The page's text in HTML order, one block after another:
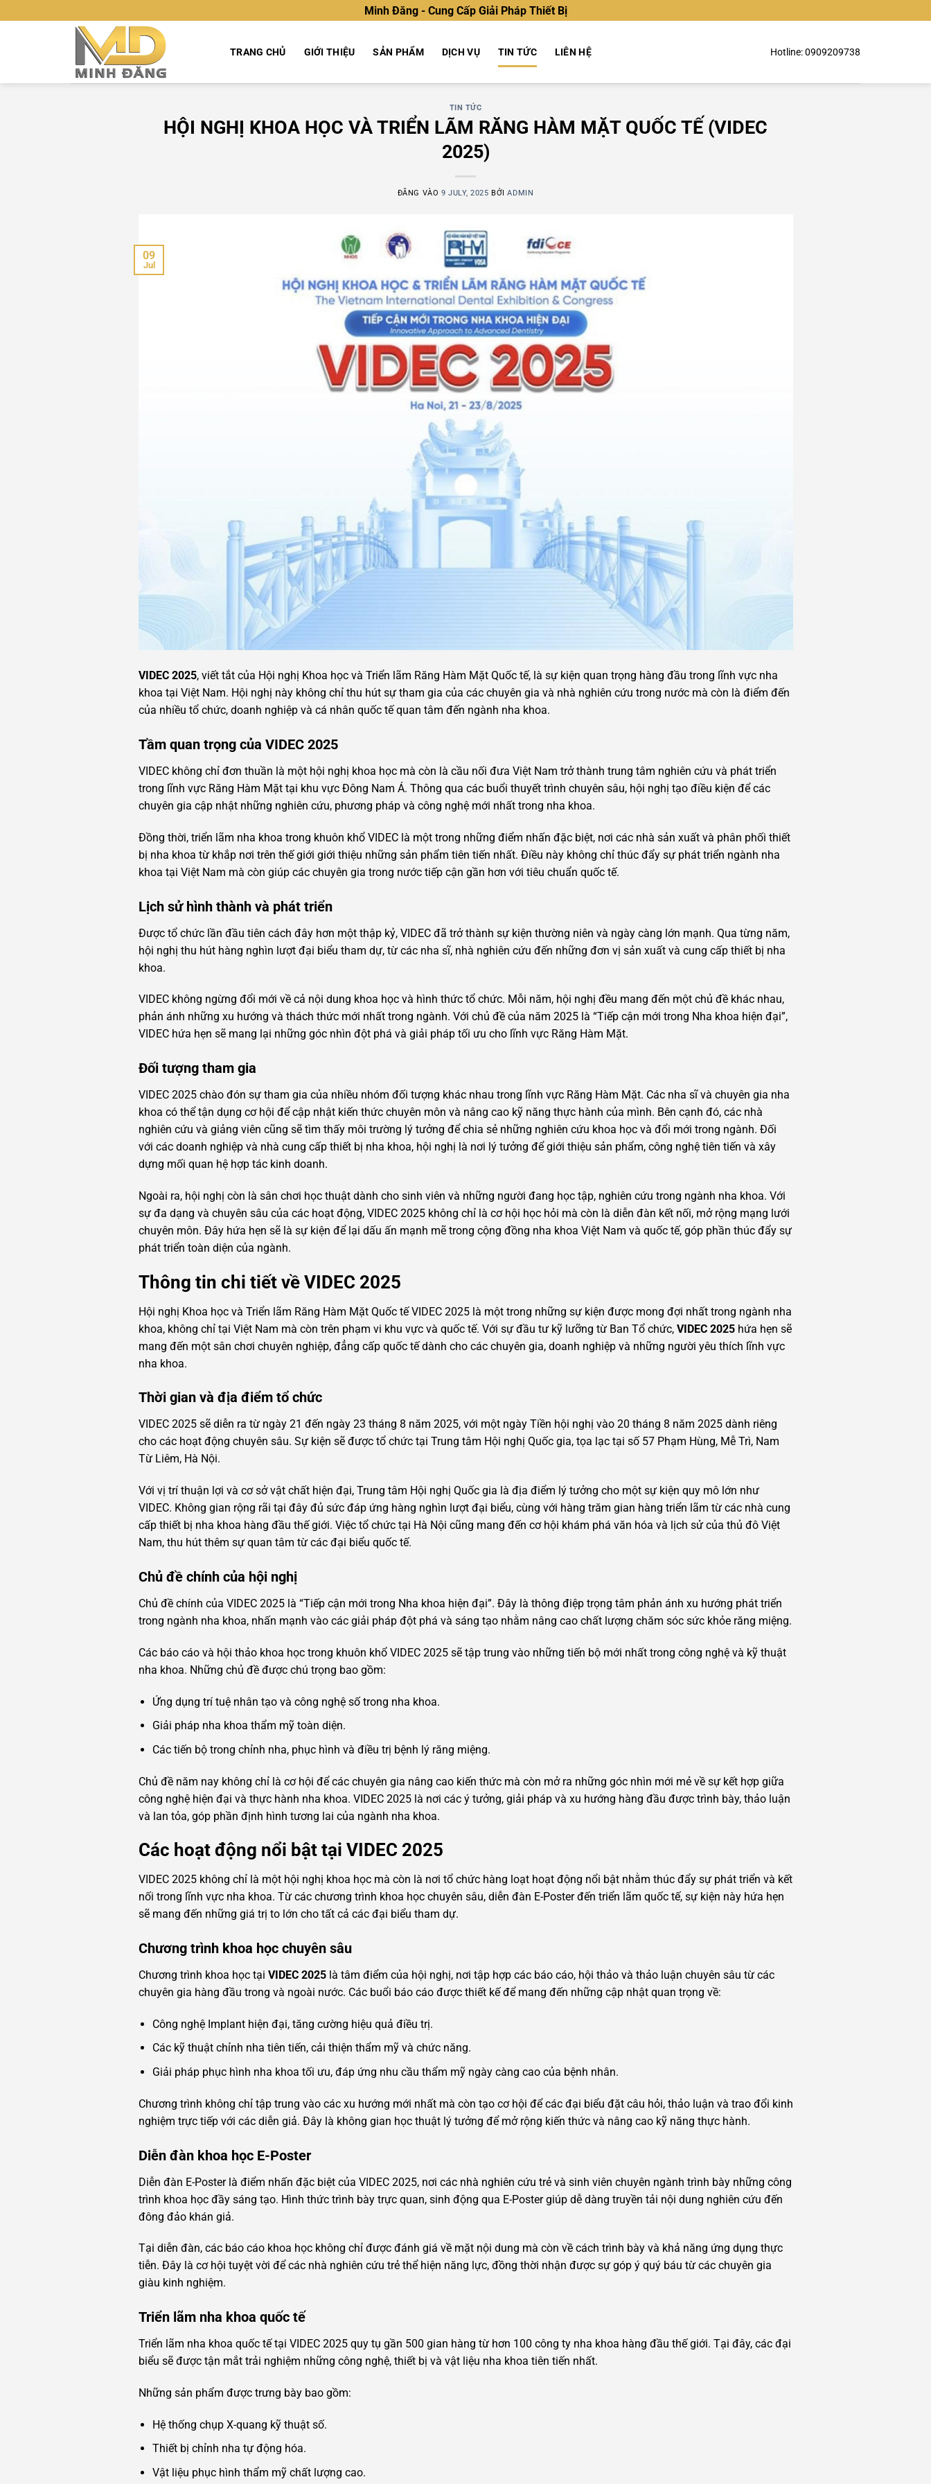
qua
Minh Đăng - Cung Cấp Giải Pháp Thiết Bị
TRANG CHỦ GIỚI THIỆU SẢN PHẨM DỊCH VỤ TIN TỨC LIÊN HỆ Hotline: 0909209738
TIN TỨC
HỘI NGHỊ KHOA HỌC VÀ TRIỂN LÃM RĂNG HÀM MẶT QUỐC TẾ (VIDEC
2025)
ĐĂNG VÀO 9 JULY, 2025 BỞIADMIN
09
Jul
VIDEC 2025, viết tắt của Hội nghị Khoa học và Triển lãm Răng Hàm Mặt Quốc tế, là sự kiện quan trọng hàng đầu trong lĩnh vực nha
khoa tại Việt Nam. Hội nghị này không chỉ thu hút sự tham gia của các chuyên gia và nhà nghiên cứu trong nước mà còn là điểm đến
của nhiều tổ chức, doanh nghiệp và cá nhân quốc tế quan tâm đến ngành nha khoa.
Tầm quan trọng của VIDEC 2025
VIDEC không chỉ đơn thuần là một hội nghị khoa học mà còn là cầu nối đưa Việt Nam trở thành trung tâm nghiên cứu và phát triển
trong lĩnh vực Răng Hàm Mặt tại khu vực Đông Nam Á. Thông qua các buổi thuyết trình chuyên sâu, hội nghị tạo điều kiện để các
chuyên gia cập nhật những nghiên cứu, phương pháp và công nghệ mới nhất trong nha khoa.
Đồng thời, triển lãm nha khoa trong khuôn khổ VIDEC là một trong những điểm nhấn đặc biệt, nơi các nhà sản xuất và phân phối thiết
bị nha khoa từ khắp nơi trên thế giới giới thiệu những sản phẩm tiên tiến nhất. Điều này không chỉ thúc đẩy sự phát triển ngành nha
khoa tại Việt Nam mà còn giúp các chuyên gia trong nước tiếp cận gần hơn với tiêu chuẩn quốc tế.
Lịch sử hình thành và phát triển
Được tổ chức lần đầu tiên cách đây hơn một thập kỷ, VIDEC đã trở thành sự kiện thường niên và ngày càng lớn mạnh. Qua từng năm,
hội nghị thu hút hàng nghìn lượt đại biểu tham dự, từ các nha sĩ, nhà nghiên cứu đến những đơn vị sản xuất và cung cấp thiết bị nha
khoa.
VIDEC không ngừng đổi mới về cả nội dung khoa học và hình thức tổ chức. Mỗi năm, hội nghị đều mang đến một chủ đề khác nhau,
phản ánh những xu hướng và thách thức mới nhất trong ngành. Với chủ đề của năm 2025 là “Tiếp cận mới trong Nha khoa hiện đại”,
VIDEC hứa hẹn sẽ mang lại những góc nhìn đột phá và giải pháp tối ưu cho lĩnh vực Răng Hàm Mặt.
Đối tượng tham gia
VIDEC 2025 chào đón sự tham gia của nhiều nhóm đối tượng khác nhau trong lĩnh vực Răng Hàm Mặt. Các nha sĩ và chuyên gia nha
khoa có thể tận dụng cơ hội để cập nhật kiến thức chuyên môn và nâng cao kỹ năng thực hành của mình. Bên cạnh đó, các nhà
nghiên cứu và giảng viên cũng sẽ tìm thấy môi trường lý tưởng để chia sẻ những nghiên cứu khoa học và đổi mới trong ngành. Đối
với các doanh nghiệp và nhà cung cấp thiết bị nha khoa, hội nghị là nơi lý tưởng để giới thiệu sản phẩm, công nghệ tiên tiến và xây
dựng mối quan hệ hợp tác kinh doanh.
Ngoài ra, hội nghị còn là sân chơi học thuật dành cho sinh viên và những người đang học tập, nghiên cứu trong ngành nha khoa. Với
sự đa dạng và chuyên sâu của các hoạt động, VIDEC 2025 không chỉ là cơ hội học hỏi mà còn là diễn đàn kết nối, mở rộng mạng lưới
chuyên môn. Đây hứa hẹn sẽ là sự kiện để lại dấu ấn mạnh mẽ trong cộng đồng nha khoa Việt Nam và quốc tế, góp phần thúc đẩy sự
phát triển toàn diện của ngành.
Thông tin chi tiết về VIDEC 2025
Hội nghị Khoa học và Triển lãm Răng Hàm Mặt Quốc tế VIDEC 2025 là một trong những sự kiện được mong đợi nhất trong ngành nha
khoa, không chỉ tại Việt Nam mà còn trên phạm vi khu vực và quốc tế. Với sự đầu tư kỹ lưỡng từ Ban Tổ chức,VIDEC 2025hứa hẹn sẽ
mang đến một sân chơi chuyên nghiệp, đẳng cấp quốc tế dành cho các chuyên gia, doanh nghiệp và những người yêu thích lĩnh vực
nha khoa.
Thời gian và địa điểm tổ chức
VIDEC 2025 sẽ diễn ra từ ngày 21 đến ngày 23 tháng 8 năm 2025, với một ngày Tiền hội nghị vào 20 tháng 8 năm 2025 dành riêng
cho các hoạt động chuyên sâu. Sự kiện sẽ được tổ chức tại Trung tâm Hội nghị Quốc gia, tọa lạc tại số 57 Phạm Hùng, Mễ Trì, Nam
Từ Liêm, Hà Nội.
Với vị trí thuận lợi và cơ sở vật chất hiện đại, Trung tâm Hội nghị Quốc gia là địa điểm lý tưởng cho một sự kiện quy mô lớn như
VIDEC. Không gian rộng rãi tại đây đủ sức đáp ứng hàng nghìn lượt đại biểu, cùng với hàng trăm gian hàng triển lãm từ các nhà cung
cấp thiết bị nha khoa hàng đầu thế giới. Việc tổ chức tại Hà Nội cũng mang đến cơ hội khám phá văn hóa và lịch sử của thủ đô Việt
Nam, thu hút thêm sự quan tâm từ các đại biểu quốc tế.
Chủ đề chính của hội nghị
Chủ đề chính của VIDEC 2025 là “Tiếp cận mới trong Nha khoa hiện đại”. Đây là thông điệp trọng tâm phản ánh xu hướng phát triển
trong ngành nha khoa, nhấn mạnh vào các giải pháp đột phá và sáng tạo nhằm nâng cao chất lượng chăm sóc sức khỏe răng miệng.
Các báo cáo và hội thảo khoa học trong khuôn khổ VIDEC 2025 sẽ tập trung vào những tiến bộ mới nhất trong công nghệ và kỹ thuật
nha khoa. Những chủ đề được chú trọng bao gồm:
Ứng dụng trí tuệ nhân tạo và công nghệ số trong nha khoa.
Giải pháp nha khoa thẩm mỹ toàn diện.
Các tiến bộ trong chỉnh nha, phục hình và điều trị bệnh lý răng miệng.
Chủ đề năm nay không chỉ là cơ hội để các chuyên gia nâng cao kiến thức mà còn mở ra những góc nhìn mới mẻ về sự kết hợp giữa
công nghệ hiện đại và thực hành nha khoa. VIDEC 2025 là nơi các ý tưởng, giải pháp và xu hướng hàng đầu được trình bày, thảo luận
và lan tỏa, góp phần định hình tương lai của ngành nha khoa.
Các hoạt động nổi bật tại VIDEC 2025
VIDEC 2025 không chỉ là một hội nghị khoa học mà còn là nơi tổ chức hàng loạt hoạt động nổi bật nhằm thúc đẩy sự phát triển và kết
nối trong lĩnh vực nha khoa. Từ các chương trình khoa học chuyên sâu, diễn đàn E-Poster đến triển lãm quốc tế, sự kiện này hứa hẹn
sẽ mang đến những giá trị to lớn cho tất cả các đại biểu tham dự.
Chương trình khoa học chuyên sâu
Chương trình khoa học tại VIDEC 2025 là tâm điểm của hội nghị, nơi tập hợp các báo cáo, hội thảo và thảo luận chuyên sâu từ các
chuyên gia hàng đầu trong và ngoài nước. Các buổi báo cáo được thiết kế để mang đến những cập nhật quan trọng về:
Công nghệ Implant hiện đại, tăng cường hiệu quả điều trị.
Các kỹ thuật chỉnh nha tiên tiến, cải thiện thẩm mỹ và chức năng.
Giải pháp phục hình nha khoa tối ưu, đáp ứng nhu cầu thẩm mỹ ngày càng cao của bệnh nhân.
Chương trình không chỉ tập trung vào các xu hướng mới nhất mà còn tạo cơ hội để các đại biểu đặt câu hỏi, thảo luận và trao đổi kinh
nghiệm trực tiếp với các diễn giả. Đây là không gian học thuật lý tưởng để mở rộng kiến thức và nâng cao kỹ năng thực hành.
Diễn đàn khoa học E-Poster
Diễn đàn E-Poster là điểm nhấn đặc biệt của VIDEC 2025, nơi các nhà nghiên cứu trẻ và sinh viên chuyên ngành trình bày những công
trình khoa học đầy sáng tạo. Hình thức trình bày trực quan, sinh động qua E-Poster giúp dễ dàng truyền tải nội dung nghiên cứu đến
đông đảo khán giả.
Tại diễn đàn, các báo cáo khoa học không chỉ được đánh giá về mặt nội dung mà còn về cách trình bày và khả năng ứng dụng thực
tiễn. Đây là cơ hội tuyệt vời để các nhà nghiên cứu trẻ thể hiện năng lực, đồng thời nhận được sự góp ý quý báu từ các chuyên gia
giàu kinh nghiệm.
Triển lãm nha khoa quốc tế
Triển lãm nha khoa quốc tế tại VIDEC 2025 quy tụ gần 500 gian hàng từ hơn 100 công ty nha khoa hàng đầu thế giới. Tại đây, các đại
biểu sẽ được tận mắt trải nghiệm những công nghệ, thiết bị và vật liệu nha khoa tiên tiến nhất.
Những sản phẩm được trưng bày bao gồm:
Hệ thống chụp X-quang kỹ thuật số.
Thiết bị chỉnh nha tự động hóa.
Vật liệu phục hình thẩm mỹ chất lượng cao.